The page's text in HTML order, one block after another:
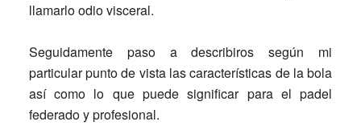
llamarlo odio visceral.
Seguidamente paso a describiros según mi
particular punto de vista las características de la bola
así como lo que puede significar para el padel
federado y profesional.